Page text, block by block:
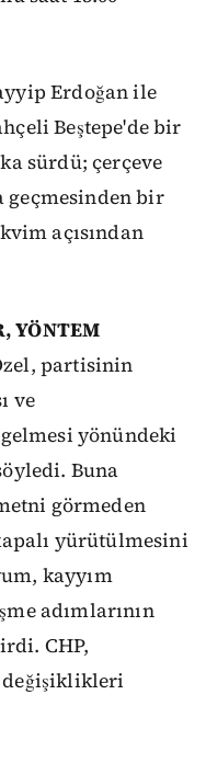
Erdoğan ile
Beştepe'de bir
sürdü; çerçeve
geçmesinden bir
açısından
YÖNTEM
partisinin
ve
yönündeki
Buna
görmeden
yürütülmesini
kayyım
adımlarının
CHP,